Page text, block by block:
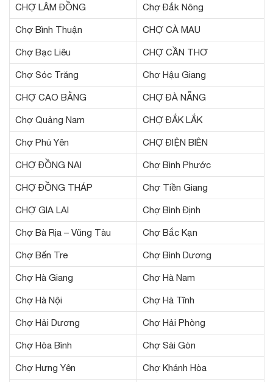
CHỢ LÂM ĐỒNG Chợ Đắk Nông
Chợ Bình Thuận CHỢ CÀ MAU
Chợ Bạc Liêu CHỢ CẦN THƠ
Chợ Sóc Trăng Chợ Hậu Giang
CHỢ CAO BẰNG CHỢ ĐÀ NẴNG
Chợ Quảng Nam CHỢ ĐẮK LẮK
Chợ Phú Yên CHỢ ĐIỆN BIÊN
CHỢ ĐỒNG NAI Chợ Bình Phước
CHỢ ĐỒNG THÁP Chợ Tiền Giang
CHỢ GIA LAI Chợ Bình Định
Chợ Bà Rịa – Vũng Tàu Chợ Bắc Kạn
Chợ Bến Tre Chợ Bình Dương
Chợ Hà Giang Chợ Hà Nam
Chợ Hà Nội Chợ Hà Tĩnh
Chợ Hải Dương Chợ Hải Phòng
Chợ Hòa Bình Chợ Sài Gòn
Chợ Hưng Yên Chợ Khánh Hòa